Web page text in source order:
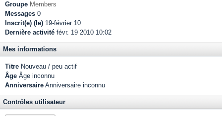
Groupe Members
Messages 0
Inscrit(e) (le) 19-février 10
Dernière activité févr. 19 2010 10:02
Mes informations
Titre Nouveau / peu actif
Âge Âge inconnu
Anniversaire Anniversaire inconnu
Contrôles utilisateur